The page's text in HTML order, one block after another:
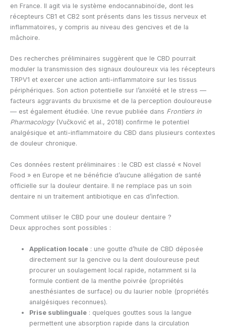
en France. Il agit via le système endocannabinoïde, dont les
récepteurs CB1 et CB2 sont présents dans les tissus nerveux et
inflammatoires, y compris au niveau des gencives et de la
mâchoire.
Des recherches préliminaires suggèrent que le CBD pourrait
moduler la transmission des signaux douloureux via les récepteurs
TRPV1 et exercer une action anti-inflammatoire sur les tissus
périphériques. Son action potentielle sur l’anxiété et le stress —
facteurs aggravants du bruxisme et de la perception douloureuse
— est également étudiée. Une revue publiée dans Frontiers in
Pharmacology(Vučković et al., 2018) confirme le potentiel
analgésique et anti-inflammatoire du CBD dans plusieurs contextes
de douleur chronique.
Ces données restent préliminaires : le CBD est classé « Novel
Food » en Europe et ne bénéficie d’aucune allégation de santé
officielle sur la douleur dentaire. Il ne remplace pas un soin
dentaire ni un traitement antibiotique en cas d’infection.
Comment utiliser le CBD pour une douleur dentaire ?
Deux approches sont possibles :
Application locale : une goutte d’huile de CBD déposée
directement sur la gencive ou la dent douloureuse peut
procurer un soulagement local rapide, notamment si la
formule contient de la menthe poivrée (propriétés
anesthésiantes de surface) ou du laurier noble (propriétés
analgésiques reconnues).
Prise sublinguale : quelques gouttes sous la langue
permettent une absorption rapide dans la circulation